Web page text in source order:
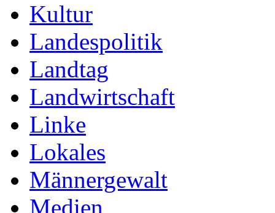
Kultur
Landespolitik
Landtag
Landwirtschaft
Linke
Lokales
Männergewalt
Medien